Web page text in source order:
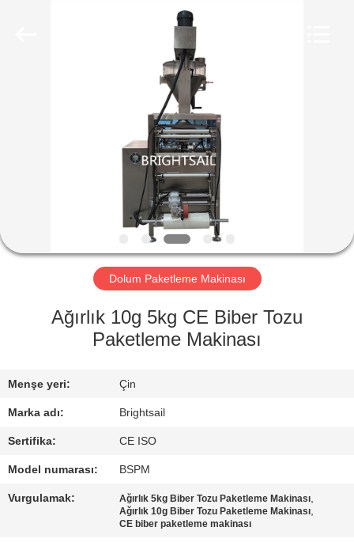
HAKKIMIZDA
FABRIKA
KALITE
KONTROL
BIZIMLE
GEÇIN
Dolum Paketleme Makinası
Ağırlık 10g 5kg CE Biber Tozu
Paketleme Makinası
Menşe yeri: Çin
Marka adı: Brightsail
Sertifika: CE ISO
Model numarası: BSPM
Vurgulamak: Ağırlık 5kg Biber Tozu Paketleme Makinası,
Ağırlık 10g Biber Tozu Paketleme Makinası,
CE biber paketleme makinası